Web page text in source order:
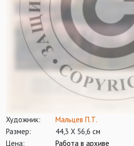
Художник:
Мальцев П.Т.
Размер:
44,3 Х 56,6 см
Цена:
Работа в архиве